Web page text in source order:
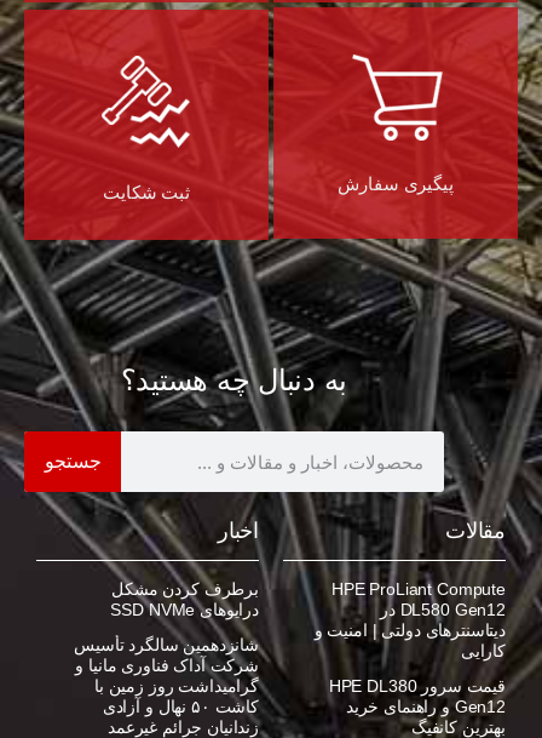
پیگیری سفارش ثبت شکایت
به دنبال چه هستید؟
جستجو
مقالات
HPE ProLiant Compute
DL580 Gen12 در
دیتاسنترهای دولتی | امنیت و
کارایی
قیمت سرور HPE DL380
Gen12 و راهنمای خرید
بهترین کانفیگ
اخبار
برطرف کردن مشکل
درایوهای SSD NVMe
شانزدهمین سالگرد تأسیس
شرکت آداک فناوری مانیا و
گرامیداشت روز زمین با
کاشت ۵۰ نهال و آزادی
زندانیان جرائم غیرعمد